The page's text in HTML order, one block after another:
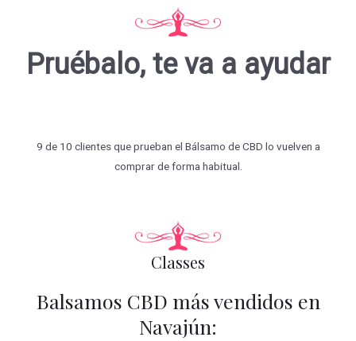
Pruébalo, te va a ayudar
9 de 10 clientes que prueban el Bálsamo de CBD lo vuelven a
comprar de forma habitual.
Classes
Balsamos CBD más vendidos en
Navajún: